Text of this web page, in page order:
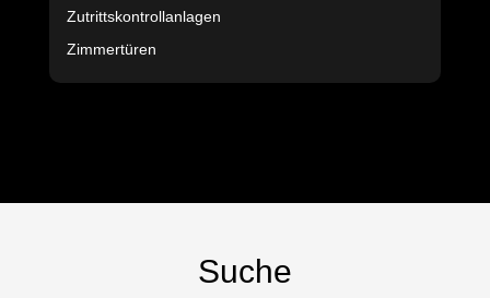
Zutrittskontrollanlagen
Zimmertüren
Suche